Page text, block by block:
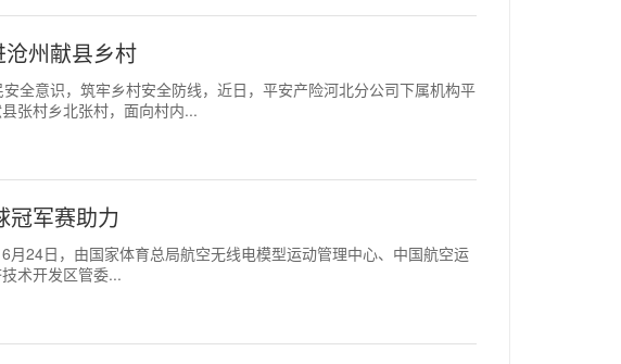
州献县乡村
全意识，筑牢乡村安全防线，近日，平安产险河北分公司下属机构平
张村乡北张村，面向村内...
冠军赛助力
24日，由国家体育总局航空无线电模型运动管理中心、中国航空运
术开发区管委...